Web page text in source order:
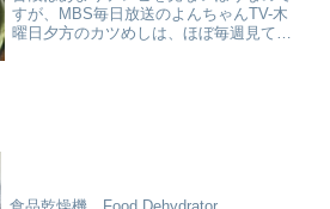
すが、MBS毎日放送のよんちゃんTV-木
曜日夕方のカツめしは、ほぼ毎週見てい